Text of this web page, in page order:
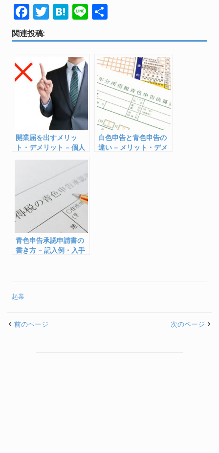
F
ac
e
b
o
o
T
itt
H
e
n
a
Li
e
関連投稿:
開業届を出すメリッ
ト・デメリット – 個人
白色申告と青色申告の
違い – メリット・デメ
青色申告承認申請書の
書き方 – 記入例・入手
起業
前のページ 次のページ